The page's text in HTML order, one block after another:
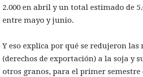
2.000 en abril y un total estimado de
entre mayo y junio.
Y eso explica por qué se redujeron las
(derechos de exportación) a la soja y
otros granos, para el primer semestre